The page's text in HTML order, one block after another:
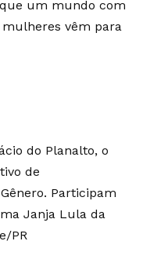
um mundo com
vêm para